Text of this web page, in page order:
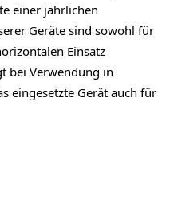
einer jährlichen
Geräte sind sowohl für
Einsatz
bei Verwendung in
eingesetzte Gerät auch für